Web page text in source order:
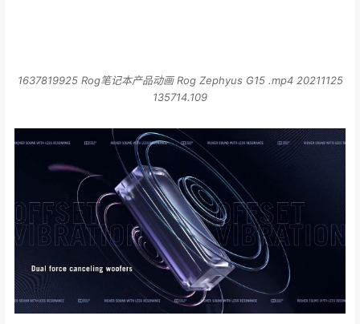
135714.109
1637819924 Rog笔记本产品动画 Rog Zephyus G15 .mp4 20211125